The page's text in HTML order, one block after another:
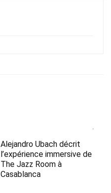
Alejandro Ubach décrit
l’expérience immersive de
The Jazz Room à
Casablanca